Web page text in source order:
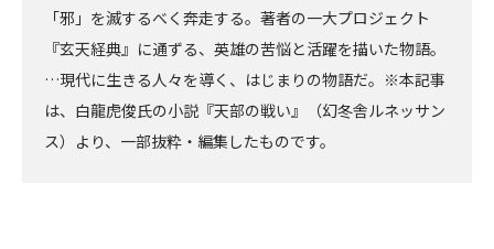
「邪」を滅するべく奔走する。著者の一大プロジェクト
『玄天経典』に通ずる、英雄の苦悩と活躍を描いた物語。
…現代に生きる人々を導く、はじまりの物語だ。※本記事
は、白龍虎俊氏の小説『天部の戦い』（幻冬舎ルネッサン
ス）より、一部抜粋・編集したものです。